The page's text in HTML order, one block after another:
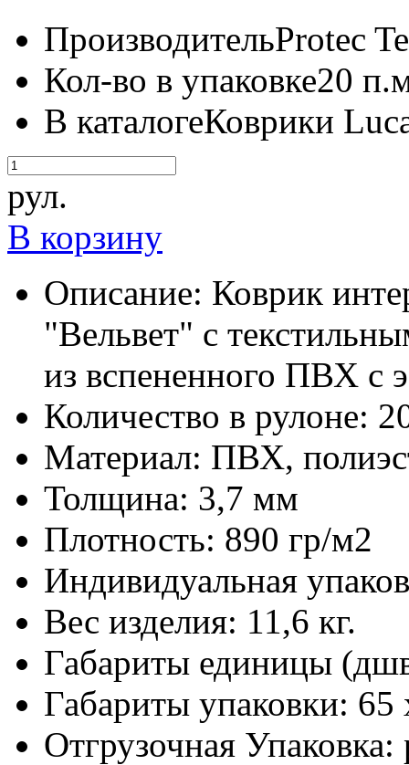
ПроизводительProtec
Кол-во в упаковке20
В каталогеКоврики
рул.
В корзину
Описание: Коврик
"Вельвет" с
из вспененного ПВХ с
Количество в рулоне:
Материал: ПВХ,
Толщина: 3,7 мм
Плотность: 890 гр/м2
Индивидуальная
Вес изделия: 11,6 кг.
Габариты единицы
Габариты упаковки: 65
Отгрузочная Упаковка: